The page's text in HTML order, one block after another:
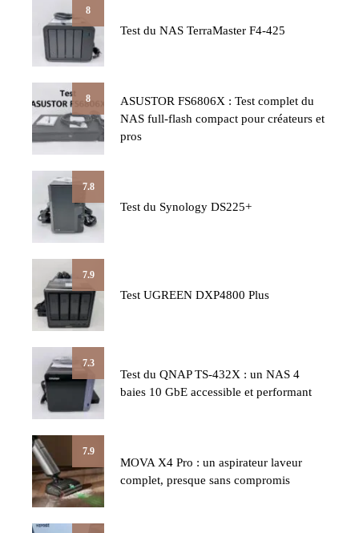
8
Test du NAS TerraMaster F4-425
8
ASUSTOR FS6806X : Test complet du
NAS full-flash compact pour créateurs et
pros
7.8
Test du Synology DS225+
7.9
Test UGREEN DXP4800 Plus
7.3
Test du QNAP TS-432X : un NAS 4
baies 10 GbE accessible et performant
7.9
MOVA X4 Pro : un aspirateur laveur
complet, presque sans compromis